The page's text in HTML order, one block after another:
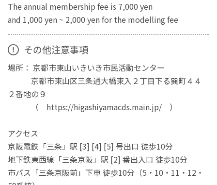
The annual membership fee is 7,000 yen
and 1,000 yen ~ 2,000 yen for the modelling fee
その他注意事項
場所： 京都市東山いきいき市民活動センター
京都市東山区三条通大橋東入２丁目下る巽町４４
２番地の９
（ https://higashiyamacds.main.jp/ ）
アクセス
京阪電鉄「三条」駅 [3] [4] [5] 号出口 徒歩10分
地下鉄東西線「三条京阪」駅 [2] 番出入口 徒歩10分
市バス「三条京阪前」下車 徒歩10分（5・10・11・12・